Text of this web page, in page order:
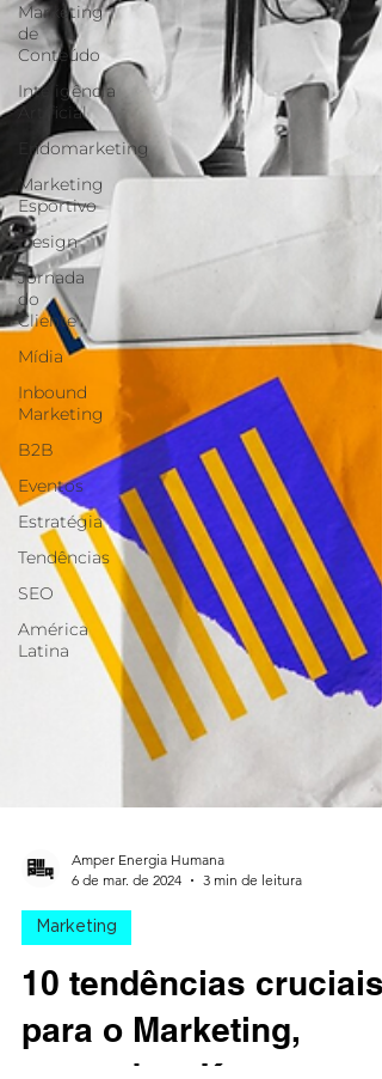
Marketing
de
Conteúdo
Inteligência
Artificial
Endomarketing
Marketing
Esportivo
Design
Jornada
do
Cliente
Mídia
Inbound
Marketing
B2B
Eventos
Estratégia
Tendências
SEO
América
Latina
Amper Energia Humana
6 de mar. de 2024
10 tendências cruciais
para o Marketing,